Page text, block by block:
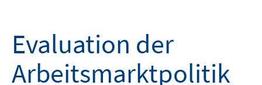
Evaluation der
Arbeitsmarktpolitik